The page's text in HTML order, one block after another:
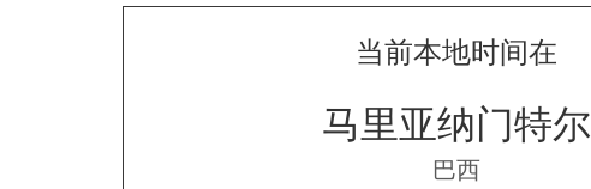
当前本地时间在
马里亚纳门特尔
巴西